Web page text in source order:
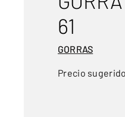
61
GORRAS
Precio